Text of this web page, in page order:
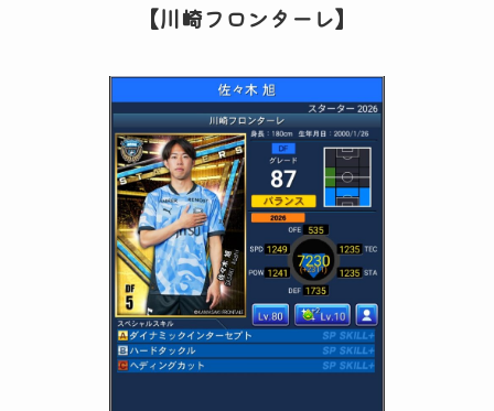
【川崎フロンターレ】